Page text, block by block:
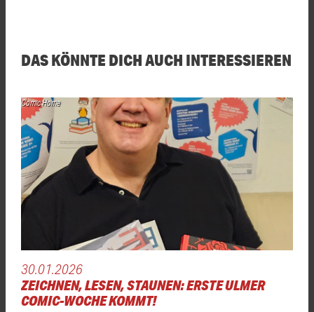
DAS KÖNNTE DICH AUCH INTERESSIEREN
Comic Home
30.01.2026
ZEICHNEN, LESEN, STAUNEN: ERSTE ULMER
COMIC-WOCHE KOMMT!